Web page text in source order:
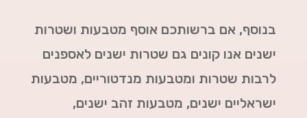
בנוסף, אם ברשותכם אוסף מטבעות ושטרות
ישנים אנו קונים גם שטרות ישנים לאספנים
לרבות שטרות ומטבעות מנדטוריים, מטבעות
ישראליים ישנים, מטבעות זהב ישנים,